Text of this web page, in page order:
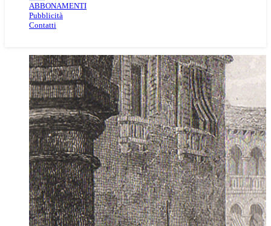
ABBONAMENTI
Pubblicità
Contatti